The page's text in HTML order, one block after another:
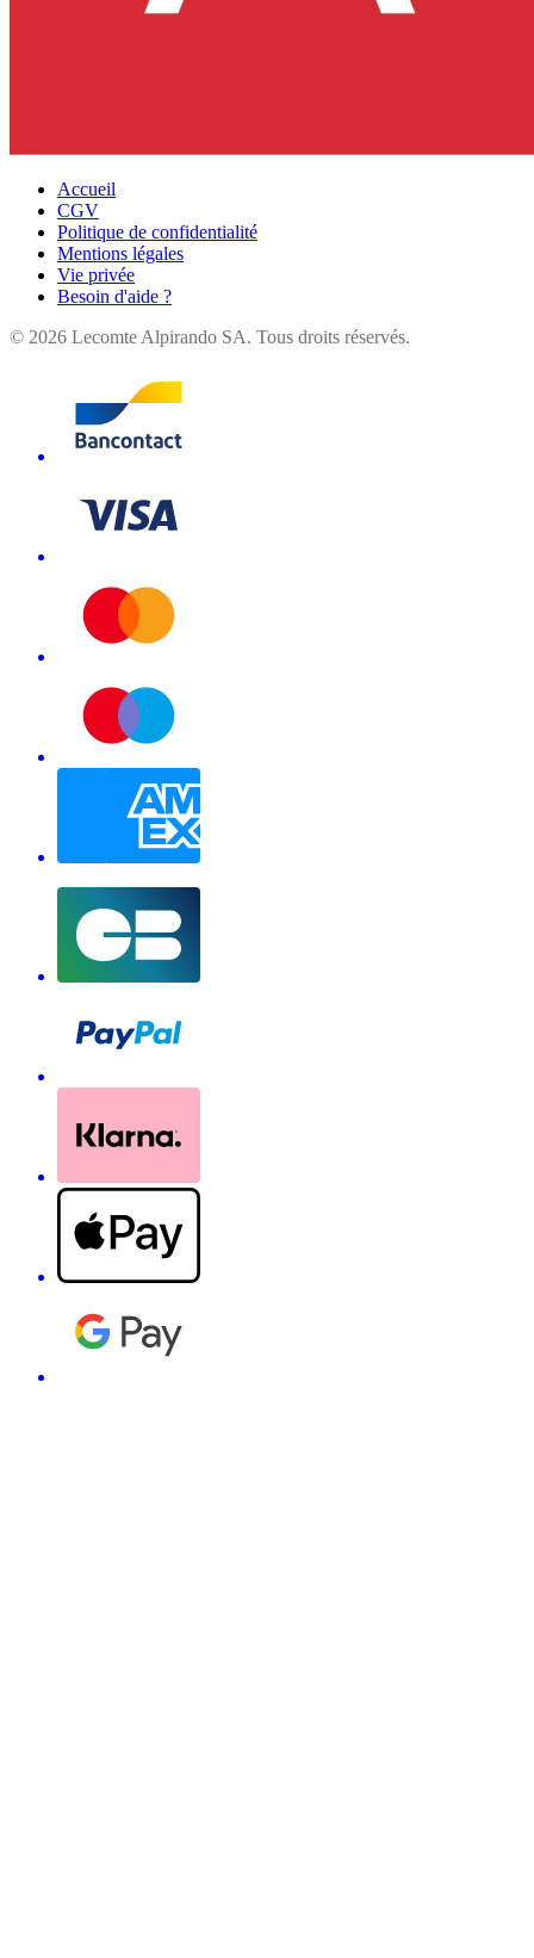
Accueil
CGV
Politique de confidentialité
Mentions légales
Vie privée
Besoin d'aide ?
© 2026 Lecomte Alpirando SA. Tous droits réservés.